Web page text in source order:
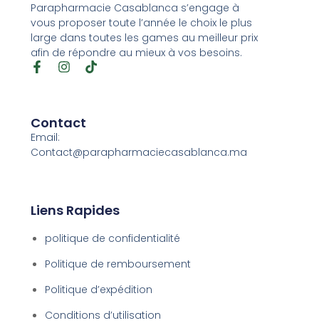
Parapharmacie Casablanca s’engage à
vous proposer toute l’année le choix le plus
large dans toutes les games au meilleur prix
afin de répondre au mieux à vos besoins.
Contact
Email:
Contact@parapharmaciecasablanca.ma
Liens Rapides
politique de confidentialité
Politique de remboursement
Politique d’expédition
Conditions d’utilisation